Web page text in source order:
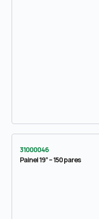
31000046
Painel 19” – 150 pares